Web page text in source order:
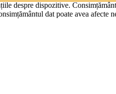
despre dispozitive.
dat poate avea afecte